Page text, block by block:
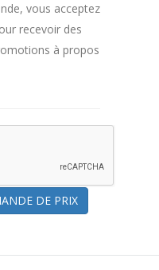
vous acceptez
recevoir des
à propos
DE PRIX